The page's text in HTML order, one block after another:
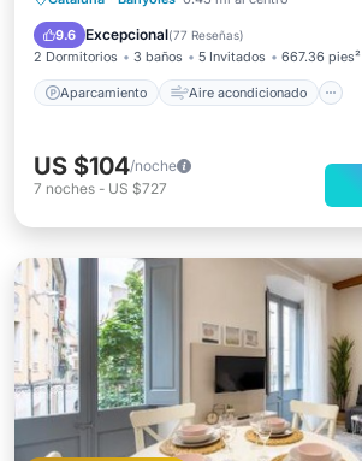
9.6 Excepcional(77 Reseñas)
2 Dormitorios 3 baños 5 Invitados 667.36 pies²
Aparcamiento Aire acondicionado
Internet
Apto para niños
US $104/noche
7 noches - US $727